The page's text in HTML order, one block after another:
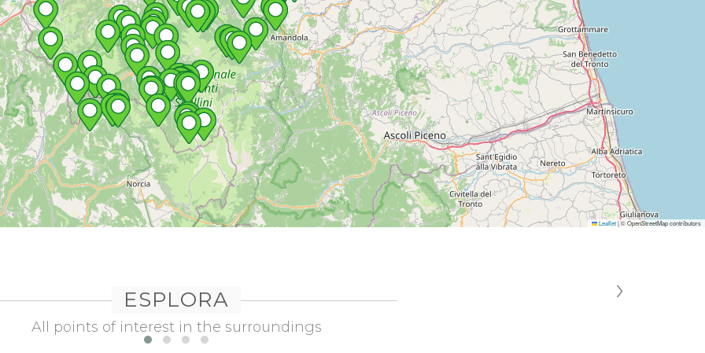
Leaflet|© OpenStreetMap contributors
ESPLORA
All points of interest in the surroundings
›